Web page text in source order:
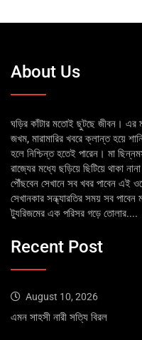
About Us
ঘড়ির কাঁটার মতোই ছুটছে জীবন। এর
জখম, মারামারির খবরে ক্লান্ত হয়ে
হলে নিশ্চিন্ত হতেই পারেন। মা
রাজ্যের মধ্যে ছড়িয়ে ছিটিয়ে থাকা
পৌঁছবেন সেখানে সব খবর পাবেন এই
সেখানকার সন্ধ্যারতির সময় সব
ট্যুরিজমের এক পরিসর গড়ে তোলার....
Recent Post
August 10, 2026
এমন সাহসী নারী সত্যি বিরল